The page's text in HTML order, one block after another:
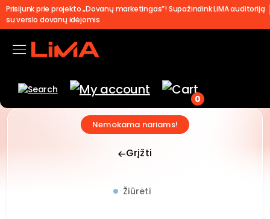
Prisijunk prie projekto „Dovanų marketingas”! Supažindink LiMA auditoriją
su verslo dovanų idėjomis
0
Nemokama nariams!
Grįžti
Žiūrėti